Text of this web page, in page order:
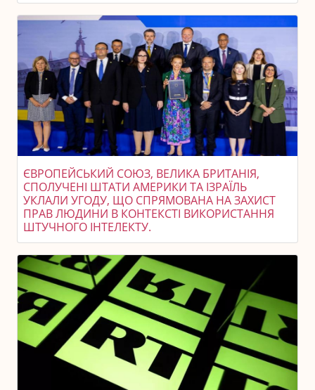
ЄВРОПЕЙСЬКИЙ СОЮЗ, ВЕЛИКА БРИТАНІЯ,
СПОЛУЧЕНІ ШТАТИ АМЕРИКИ ТА ІЗРАЇЛЬ
УКЛАЛИ УГОДУ, ЩО СПРЯМОВАНА НА ЗАХИСТ
ПРАВ ЛЮДИНИ В КОНТЕКСТІ ВИКОРИСТАННЯ
ШТУЧНОГО ІНТЕЛЕКТУ.